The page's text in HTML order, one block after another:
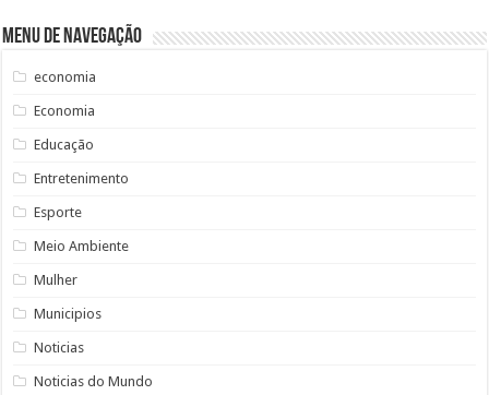
Menu de Navegação
economia
Economia
Educação
Entretenimento
Esporte
Meio Ambiente
Mulher
Municipios
Noticias
Noticias do Mundo